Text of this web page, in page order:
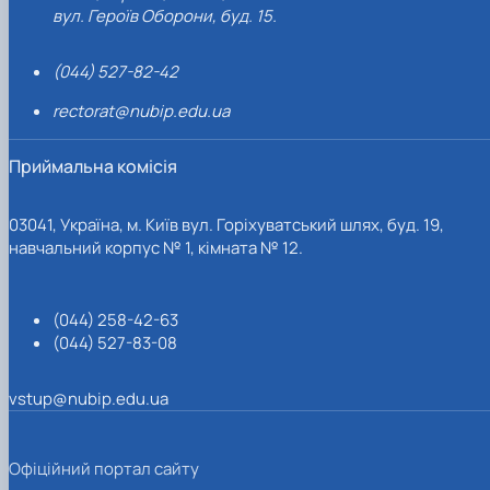
вул. Героїв Оборони, буд. 15.
(044) 527-82-42
rectorat@nubip.edu.ua
Приймальна комісія
03041, Україна, м. Київ вул. Горіхуватський шлях, буд. 19,
навчальний корпус № 1, кімната № 12.
(044) 258-42-63
(044) 527-83-08
vstup@nubip.edu.ua
Офіційний портал сайту